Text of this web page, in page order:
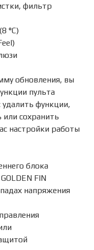
фильтр
°С)
обновления, вы
пульта
удалить функции,
или сохранить
настройки работы
блока
FIN
напряжения